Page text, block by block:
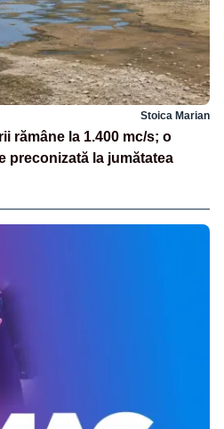
Stoica Marian
rămâne la 1.400 mc/s; o
preconizată la jumătatea